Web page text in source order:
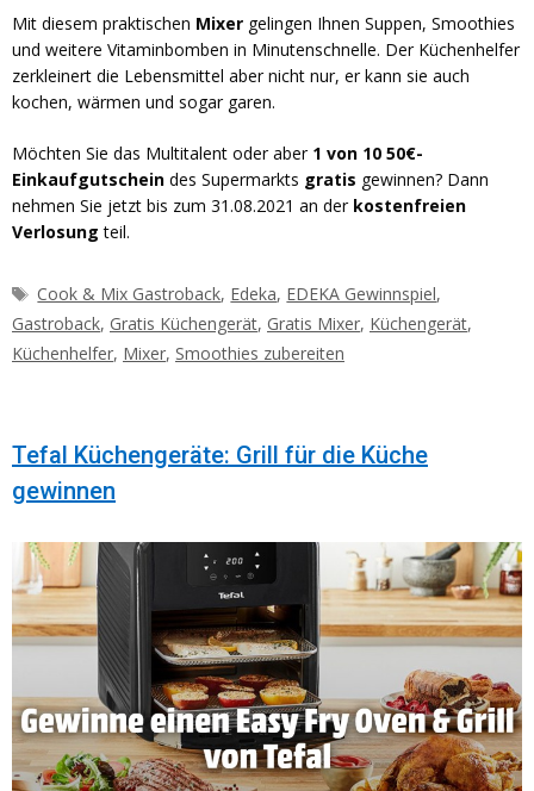
Mit diesem praktischen Mixer gelingen Ihnen Suppen, Smoothies
und weitere Vitaminbomben in Minutenschnelle. Der Küchenhelfer
zerkleinert die Lebensmittel aber nicht nur, er kann sie auch
kochen, wärmen und sogar garen.
Möchten Sie das Multitalent oder aber 1 von 10 50€-
Einkaufgutschein des Supermarkts gratis gewinnen? Dann
nehmen Sie jetzt bis zum 31.08.2021 an der kostenfreien
Verlosung teil.
Schlagwörter
Cook & Mix Gastroback, Edeka, EDEKA Gewinnspiel,
Gastroback, Gratis Küchengerät, Gratis Mixer, Küchengerät,
Küchenhelfer, Mixer, Smoothies zubereiten
Tefal Küchengeräte: Grill für die Küche
gewinnen